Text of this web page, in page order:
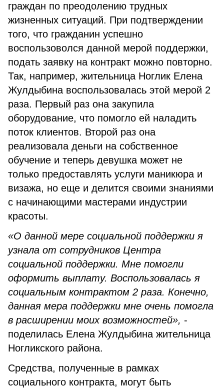
граждан по преодолению трудных
жизненных ситуаций. При подтверждении
того, что гражданин успешно
воспользоволся данной мерой поддержки,
подать заявку на контракт можно повторно.
Так, например, жительница Ноглик Елена
Жулдыбина воспользовалась этой мерой 2
раза. Первый раз она закупила
оборудование, что помогло ей наладить
поток клиентов. Второй раз она
реализовала деньги на собственное
обучение и теперь девушка может не
только предоставлять услуги маникюра и
визажа, но еще и делится своими знаниями
с начинающими мастерами индустрии
красоты.
«О данной мере социальной поддержки я
узнала от сотрудников Центра
социальной поддержки. Мне помогли
оформить выплату. Воспользовалась я
социальным контрактом 2 раза. Конечно,
данная мера поддержки мне очень помогла
в расширении моих возможностей», -
поделилась Елена Жулдыбина жительница
Ногликского района.
Средства, полученные в рамках
социального контракта, могут быть